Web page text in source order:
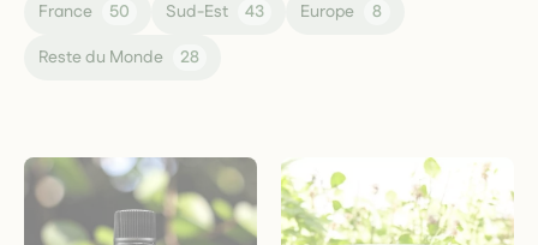
France 50 Sud-Est 43 Europe
8
Reste du Monde
28